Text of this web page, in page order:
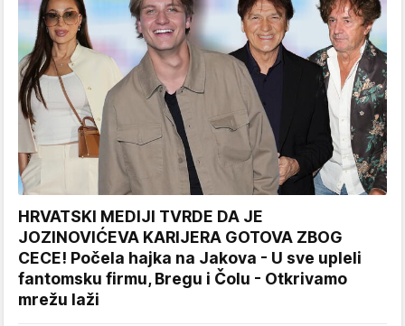
HRVATSKI MEDIJI TVRDE DA JE
JOZINOVIĆEVA KARIJERA GOTOVA ZBOG
CECE! Počela hajka na Jakova - U sve upleli
fantomsku firmu, Bregu i Čolu - Otkrivamo
mrežu laži